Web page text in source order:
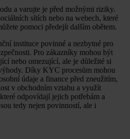
a varujte je před možnými riziky.
sítích nebo na webech, které
pomoci předejít dalším obětem.
instituce povinné a nezbytné pro
Pro zákazníky mohou být
nebo omezující, ale je důležité si
Díky KYC procesům mohou
údaje a finance před zneužitím,
v obchodním vztahu a využít
odpovídají jejich potřebám a
tedy nejen povinností, ale i